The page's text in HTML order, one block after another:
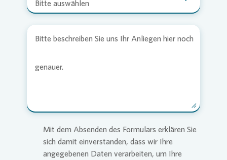
Bitte auswählen
Bitte beschreiben Sie uns Ihr Anliegen hier noch
genauer.
Mit dem Absenden des Formulars erklären Sie
sich damit einverstanden, dass wir Ihre
angegebenen Daten verarbeiten, um Ihre